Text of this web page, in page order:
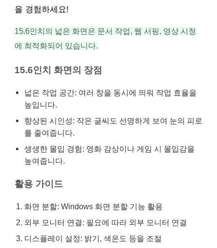
을 경험하세요!
15.6인치의 넓은 화면은 문서 작업, 웹 서핑, 영상 시청
에 최적화되어 있습니다.
15.6인치 화면의 장점
넓은 작업 공간: 여러 창을 동시에 띄워 작업 효율을
높입니다.
향상된 시인성: 작은 글씨도 선명하게 보여 눈의 피로
를 줄여줍니다.
생생한 몰입 경험: 영화 감상이나 게임 시 몰입감을
높여줍니다.
활용 가이드
화면 분할: Windows 화면 분할 기능 활용
외부 모니터 연결: 필요에 따라 외부 모니터 연결
디스플레이 설정: 밝기, 색온도 등을 조절